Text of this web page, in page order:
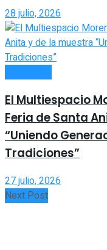
28 julio, 2026
El Multiespacio
Feria de Santa
“Uniendo
Tradiciones”
27 julio, 2026
Next Post